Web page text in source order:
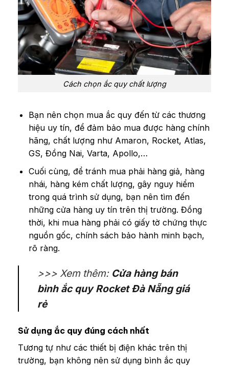
Cách chọn ắc quy chất lượng
Bạn nên chọn mua ắc quy đến từ các thương
hiệu uy tín, để đảm bảo mua được hàng chính
hãng, chất lượng như Amaron, Rocket, Atlas,
GS, Đồng Nai, Varta, Apollo,…
Cuối cùng, để tránh mua phải hàng giả, hàng
nhái, hàng kém chất lượng, gây nguy hiểm
trong quá trình sử dụng, bạn nên tìm đến
những cửa hàng uy tín trên thị trường. Đồng
thời, khi mua hàng phải có giấy tờ chứng thực
nguồn gốc, chính sách bảo hành minh bạch,
rõ ràng.
>>> Xem thêm: Cửa hàng bán
bình ắc quy Rocket Đà Nẵng giá
rẻ
Sử dụng ắc quy đúng cách nhất
Tương tự như các thiết bị điện khác trên thị
trường, bạn không nên sử dụng bình ắc quy